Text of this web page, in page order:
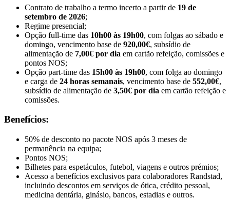
Contrato de trabalho a termo incerto a partir de 19 de
setembro de 2026;
Regime presencial;
Opção full-time das 10h00 às 19h00, com folgas ao sábado e
domingo, vencimento base de 920,00€, subsídio de
alimentação de 7,00€ por dia em cartão refeição, comissões e
pontos NOS;
Opção part-time das 15h00 às 19h00, com folga ao domingo
e carga de 24 horas semanais, vencimento base de 552,00€,
subsídio de alimentação de 3,50€ por dia em cartão refeição e
comissões.
Benefícios:
50% de desconto no pacote NOS após 3 meses de
permanência na equipa;
Pontos NOS;
Bilhetes para espetáculos, futebol, viagens e outros prémios;
Acesso a benefícios exclusivos para colaboradores Randstad,
incluindo descontos em serviços de ótica, crédito pessoal,
medicina dentária, ginásio, bancos, estadias e outros.